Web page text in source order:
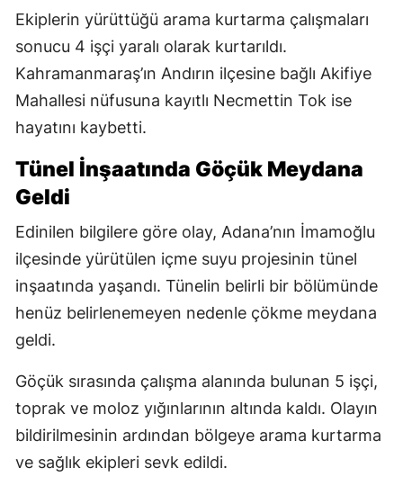
Ekiplerin yürüttüğü arama kurtarma çalışmaları
sonucu 4 işçi yaralı olarak kurtarıldı.
Kahramanmaraş’ın Andırın ilçesine bağlı Akifiye
Mahallesi nüfusuna kayıtlı Necmettin Tok ise
hayatını kaybetti.
Tünel İnşaatında Göçük Meydana
Geldi
Edinilen bilgilere göre olay, Adana’nın İmamoğlu
ilçesinde yürütülen içme suyu projesinin tünel
inşaatında yaşandı. Tünelin belirli bir bölümünde
henüz belirlenemeyen nedenle çökme meydana
geldi.
Göçük sırasında çalışma alanında bulunan 5 işçi,
toprak ve moloz yığınlarının altında kaldı. Olayın
bildirilmesinin ardından bölgeye arama kurtarma
ve sağlık ekipleri sevk edildi.